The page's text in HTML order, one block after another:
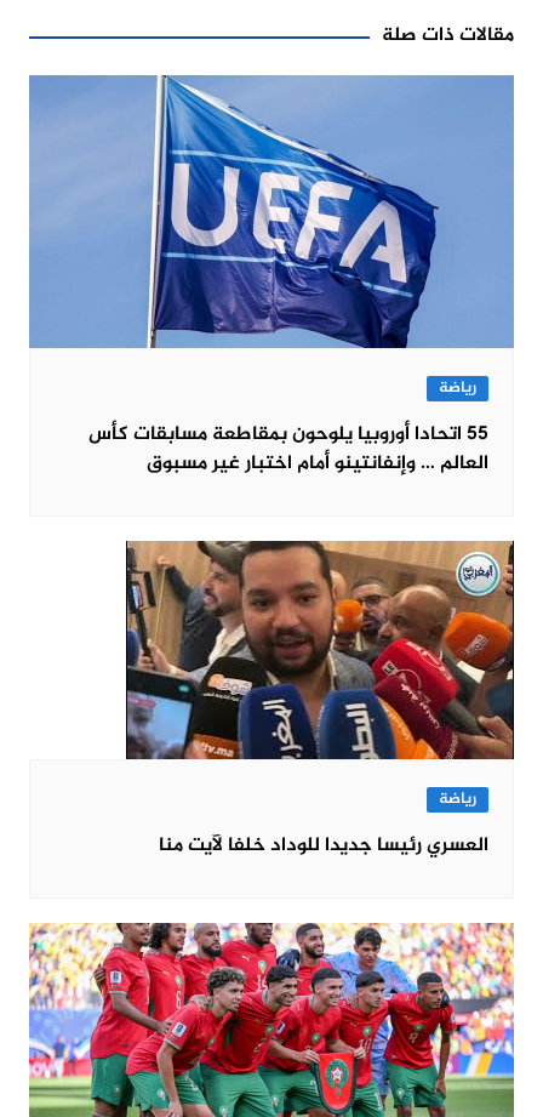
مقالات ذات صلة
رياضة
55 اتحادا أوروبيا يلوحون بمقاطعة مسابقات كأس
العالم … وإنفانتينو أمام اختبار غير مسبوق
رياضة
العسري رئيسا جديدا للوداد خلفا لآيت منا